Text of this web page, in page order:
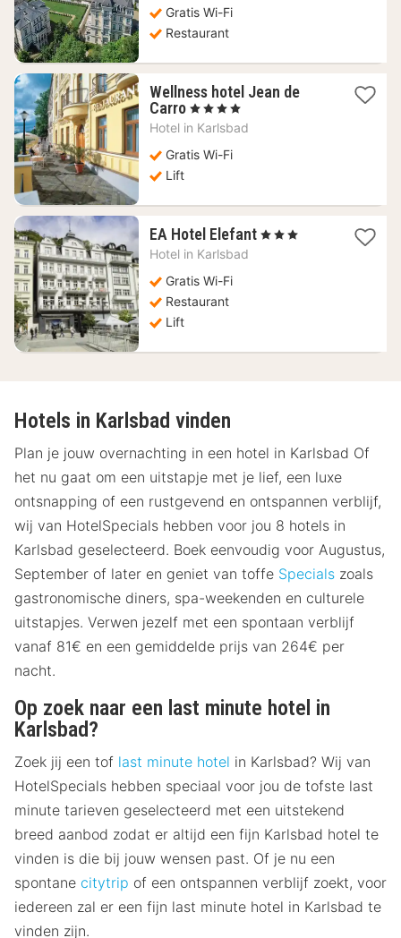
Gratis Wi-Fi
Restaurant
Wellness hotel Jean de
Carro 1
nacht
80,18
, 4 Sterren
Hotel in Karlsbad
Gratis Wi-Fi
Lift
EA Hotel Elefant 1
, 3 Sterren
Hotel in Karlsbad
Gratis Wi-Fi
Restaurant
Lift
Hotels in Karlsbad vinden
Plan je jouw overnachting in een hotel in Karlsbad Of
het nu gaat om een uitstapje met je lief, een luxe
ontsnapping of een rustgevend en ontspannen verblijf,
wij van HotelSpecials hebben voor jou 8 hotels in
Karlsbad geselecteerd. Boek eenvoudig voor Augustus,
September of later en geniet van toffe Specials zoals
gastronomische diners, spa-weekenden en culturele
uitstapjes. Verwen jezelf met een spontaan verblijf
vanaf 81€ en een gemiddelde prijs van 264€ per
nacht.
Op zoek naar een last minute hotel in
Karlsbad?
Zoek jij een tof last minute hotel in Karlsbad? Wij van
HotelSpecials hebben speciaal voor jou de tofste last
minute tarieven geselecteerd met een uitstekend
breed aanbod zodat er altijd een fijn Karlsbad hotel te
vinden is die bij jouw wensen past. Of je nu een
spontane citytrip of een ontspannen verblijf zoekt, voor
iedereen zal er een fijn last minute hotel in Karlsbad te
vinden zijn.